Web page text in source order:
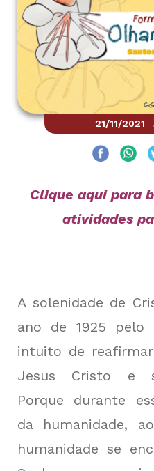
21/11/2021 .
Clique aqui para
atividades
A solenidade de
ano de 1925
intuito de
Jesus Cristo e
Porque durante
da humanidade,
humanidade se